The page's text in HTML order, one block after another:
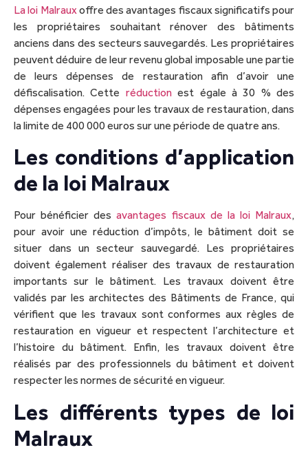
La loi Malraux offre des avantages fiscaux significatifs pour
les propriétaires souhaitant rénover des bâtiments
anciens dans des secteurs sauvegardés. Les propriétaires
peuvent déduire de leur revenu global imposable une partie
de leurs dépenses de restauration afin d’avoir une
défiscalisation. Cette réductionest égale à 30 % des
dépenses engagées pour les travaux de restauration, dans
la limite de 400 000 euros sur une période de quatre ans.
Les conditions d’application
de la loi Malraux
Pour bénéficier desavantages fiscaux de la loi Malraux,
pour avoir une réduction d’impôts, le bâtiment doit se
situer dans un secteur sauvegardé. Les propriétaires
doivent également réaliser des travaux de restauration
importants sur le bâtiment. Les travaux doivent être
validés par les architectes des Bâtiments de France, qui
vérifient que les travaux sont conformes aux règles de
restauration en vigueur et respectent l’architecture et
l’histoire du bâtiment. Enfin, les travaux doivent être
réalisés par des professionnels du bâtiment et doivent
respecter les normes de sécurité en vigueur.
Les différents types de loi
Malraux